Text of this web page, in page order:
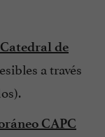
de
a través
CAPC